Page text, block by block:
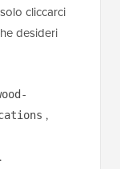
cliccarci
desideri
,
.